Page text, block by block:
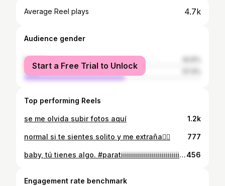
Average Reel plays 4.7k
Audience gender
female
male
Start a Free Trial to Unlock
Top performing Reels
se me olvida subir fotos aquí 1.2k
normal si te sientes solito y me extraña🙂‍↕️ 777
baby, tú tienes algo. #paratiiiiiiiiiiiiiiiiiiiiiiiiiiiiiii #fypppppppppppppppppppppppppppppppppppppppppppppppppppppppppppppppppppppp456
Engagement rate benchmark